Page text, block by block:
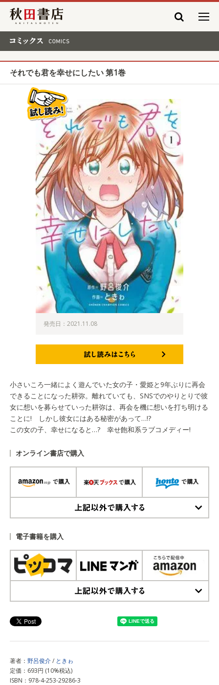
秋田書店
それでも君を幸せにしたい 第1巻
発売日：2021.11.08
小さいころ一緒によく遊んでいた女の子・愛姫と9年ぶりに再会
できることになった耕弥。離れていても、SNSでのやりとりで彼
女に想いを募らせていった耕弥は、再会を機に想いを打ち明ける
ことに! しかし彼女にはある秘密があって…!?
この女の子、幸せになると…? 幸せ飽和系ラブコメディー!
オンライン書店で購入
電子書籍を購入
著者： 野呂俊介/ ときゎ
定価：693円 (10%税込)
ISBN：978-4-253-29286-3